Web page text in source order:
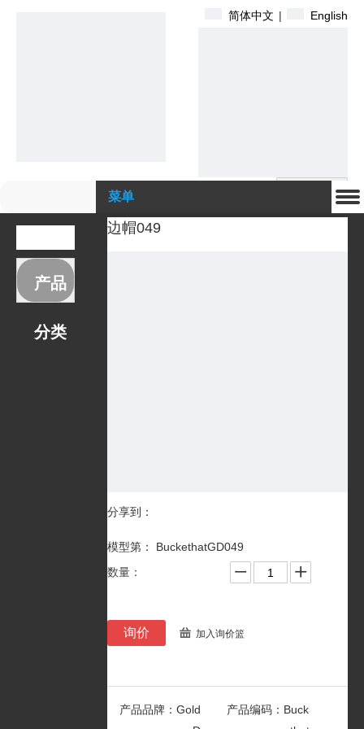
简体中文 | English
菜单
产品
分类
边帽049
分享到：
模型第： BuckethatGD049
数量：
询价 加入询价篮
产品品牌： Gold
产品编码： Buck